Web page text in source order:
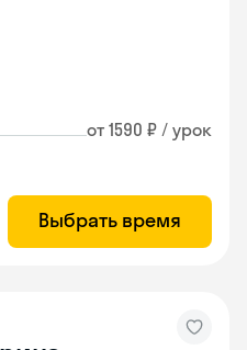
от 1590 ₽ / урок
Выбрать время